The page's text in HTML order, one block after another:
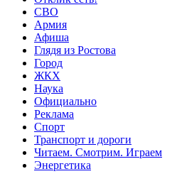
СВО
Армия
Афиша
Глядя из Ростова
Город
ЖКХ
Наука
Официально
Реклама
Спорт
Транспорт и дороги
Читаем. Смотрим. Играем
Энергетика